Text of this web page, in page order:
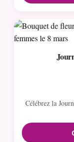
Célébrez la